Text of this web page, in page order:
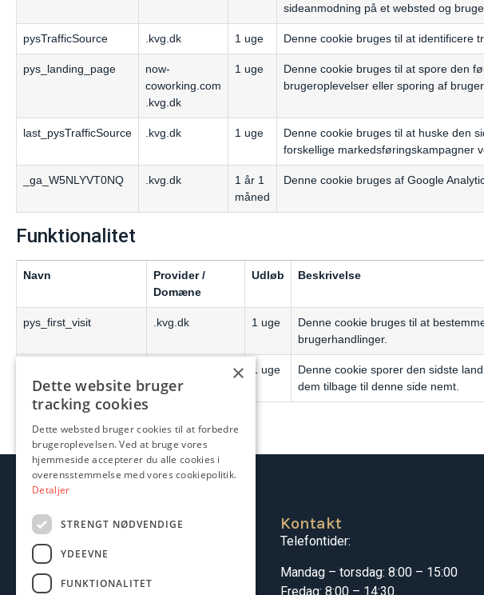
sideanmodning på et websted og
pysTrafficSource .kvg.dk 1 uge Denne cookie bruges til at identificere
pys_landing_page
now-
coworking.com
.kvg.dk
1 uge
Denne cookie bruges til at spore den
brugeroplevelser eller sporing af
last_pysTrafficSource .kvg.dk 1 uge
Denne cookie bruges til at huske den
forskellige markedsføringskampagner
_ga_W5NLYVT0NQ .kvg.dk
1 år 1
måned
Denne cookie bruges af Google
Funktionalitet
Navn
Provider /
Domæne
Udløb Beskrivelse
pys_first_visit .kvg.dk 1 uge
Denne cookie bruges til at
brugerhandlinger.
1 uge
Denne cookie sporer den sidste
dem tilbage til denne side nemt.
KVG
Kong Christians Allé 37
9000 Aalborg
CVR: 35837647
Kontakt
Telefontider:
Mandag – torsdag: 8:00 – 15:00
Fredag: 8:00 – 14:30
×
Dette website bruger
tracking cookies
Dette websted bruger cookies til at forbedre
brugeroplevelsen. Ved at bruge vores
hjemmeside accepterer du alle cookies i
overensstemmelse med vores cookiepolitik.
Detaljer
STRENGT NØDVENDIGE
YDEEVNE
FUNKTIONALITET